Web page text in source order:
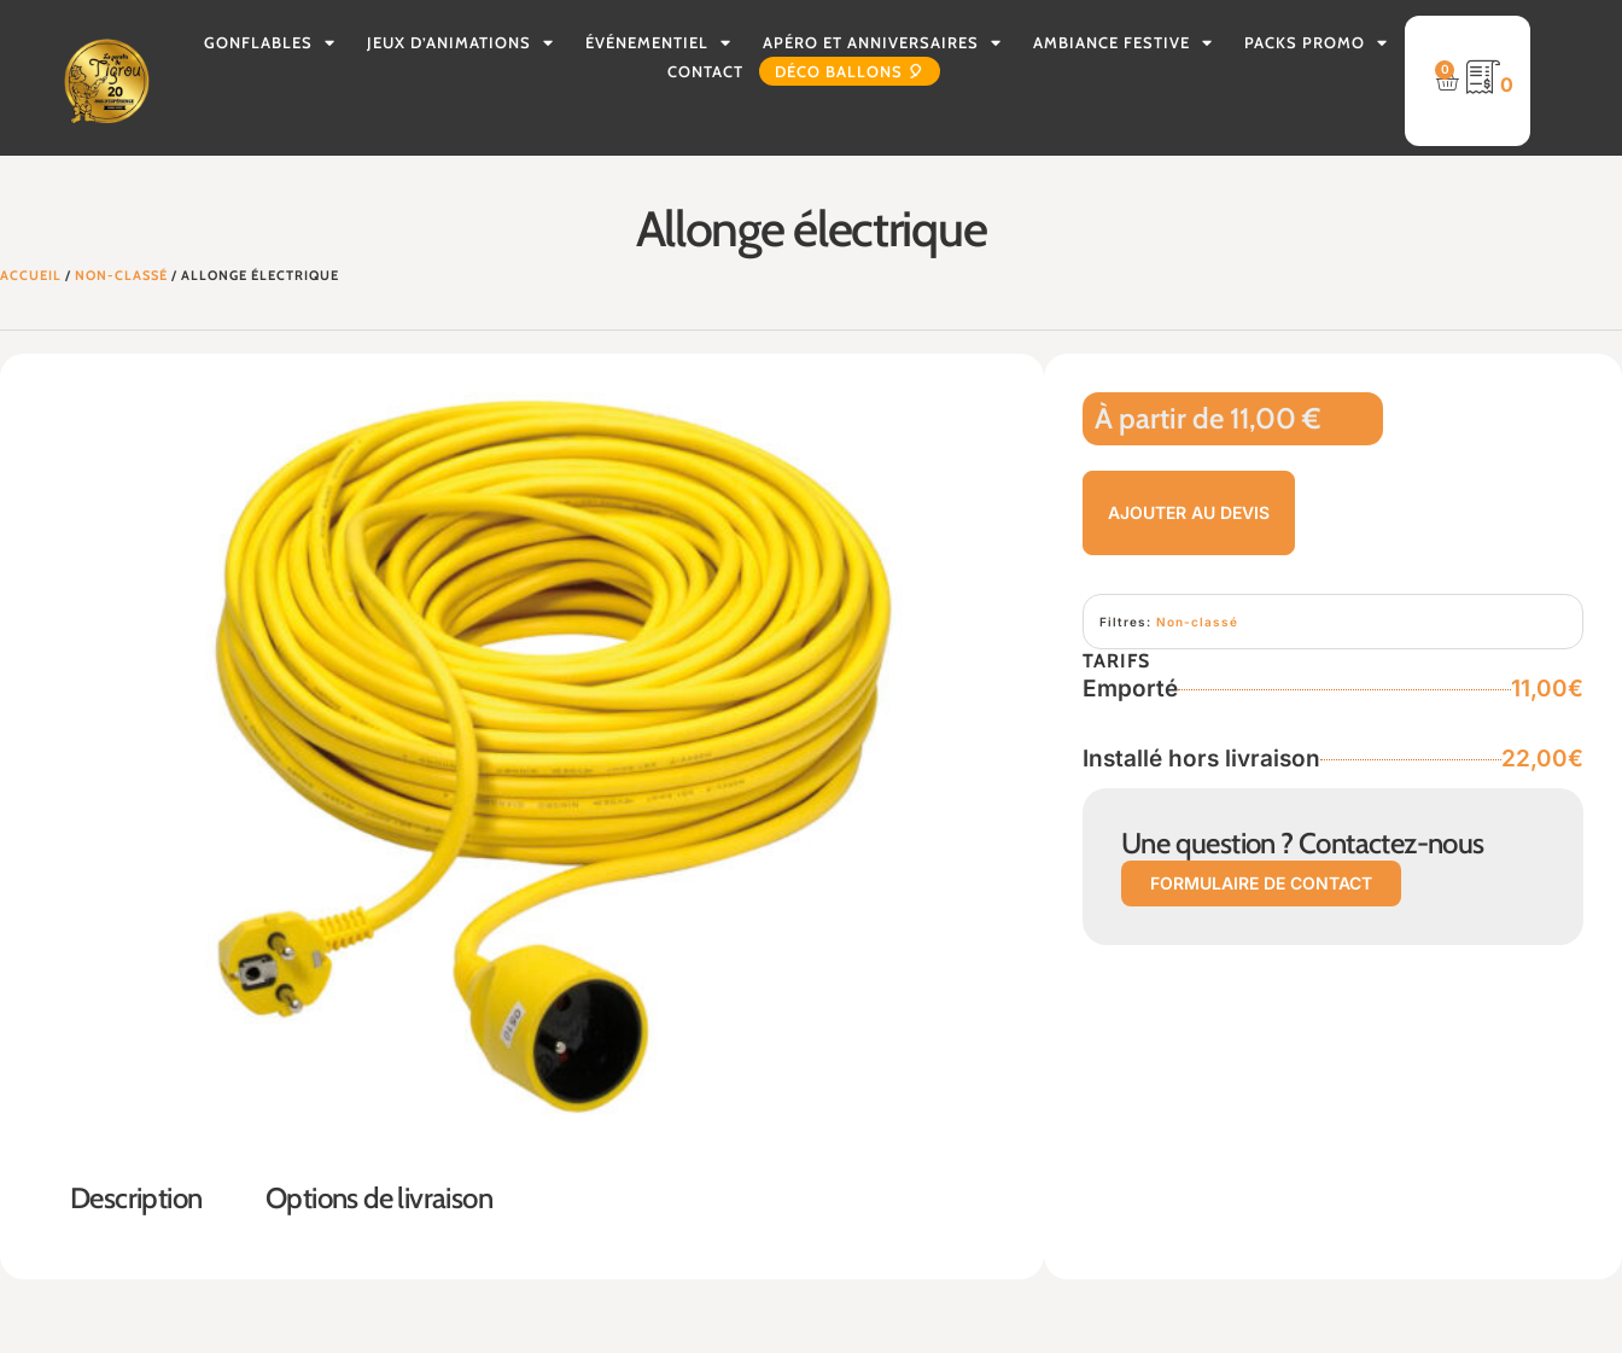
GONFLABLES JEUX D’ANIMATIONS ÉVÉNEMENTIEL APÉRO ET ANNIVERSAIRES AMBIANCE FESTIVE
PACKS PROMO
CONTACT
DÉCO BALLONS 🎈 0
0
Allonge électrique
ACCUEIL / NON-CLASSÉ / ALLONGE ÉLECTRIQUE
À partir de 11,00 €
AJOUTER AU DEVIS
Filtres:Non-classé
TARIFS
Emporté 11,00€
Installé hors livraison 22,00€
Une question ? Contactez-nous
FORMULAIRE DE CONTACT
Description Options de livraison